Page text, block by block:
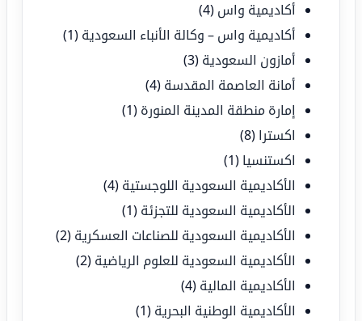
أكاديمية واس (4)
أكاديمية واس – وكالة الأنباء السعودية (1)
أمازون السعودية (3)
أمانة العاصمة المقدسة (4)
إمارة منطقة المدينة المنورة (1)
اكسترا (8)
اكستنسيا (1)
الأكاديمية السعودية اللوجستية (4)
الأكاديمية السعودية للتجزئة (1)
الأكاديمية السعودية للصناعات العسكرية (2)
الأكاديمية السعودية للعلوم الرياضية (2)
الأكاديمية المالية (4)
الأكاديمية الوطنية البحرية (1)